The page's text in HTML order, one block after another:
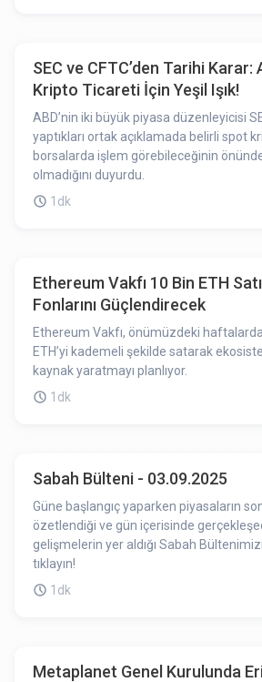
SEC ve CFTC’den Tarihi Karar:
Kripto Ticareti İçin Yeşil Işık!
ABD’nin iki büyük piyasa düzenleyicisi
yaptıkları ortak açıklamada belirli spot
borsalarda işlem görebileceğinin
olmadığını duyurdu.
1dk
Ethereum Vakfı 10 Bin ETH
Fonlarını Güçlendirecek
Ethereum Vakfı, önümüzdeki
ETH’yi kademeli şekilde satarak
kaynak yaratmayı planlıyor.
1dk
Sabah Bülteni - 03.09.2025
Güne başlangıç yaparken piyasaların
özetlendiği ve gün içerisinde
gelişmelerin yer aldığı Sabah
tıklayın!
1dk
Metaplanet Genel Kurulunda